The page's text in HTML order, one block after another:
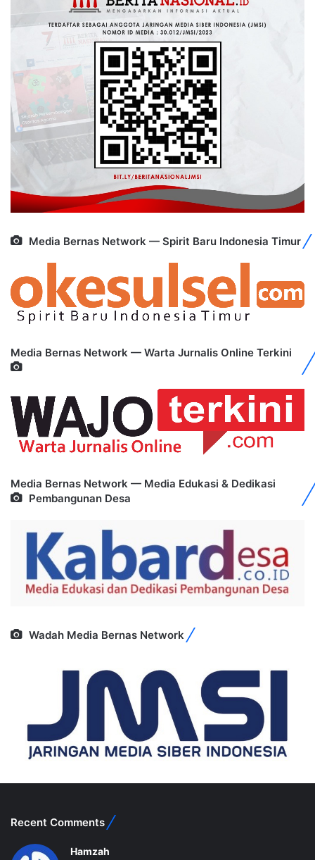
Media Bernas Network — Spirit Baru Indonesia Timur
Media Bernas Network — Warta Jurnalis Online Terkini
Media Bernas Network — Media Edukasi & Dedikasi
Pembangunan Desa
Wadah Media Bernas Network
Recent Comments
Hamzah